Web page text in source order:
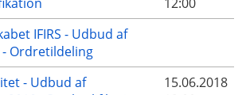
IFIRS - Udbud af
Ordretildeling
- Udbud af
15.06.2018